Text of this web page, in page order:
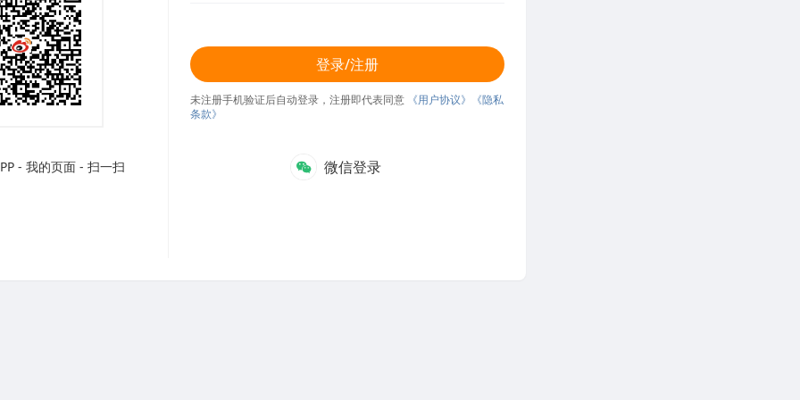
- 我的页面 - 扫一扫
登录/注册
未注册手机验证后自动登录，注册即代表同意 《用户协议》
《隐私
条款》
微信登录